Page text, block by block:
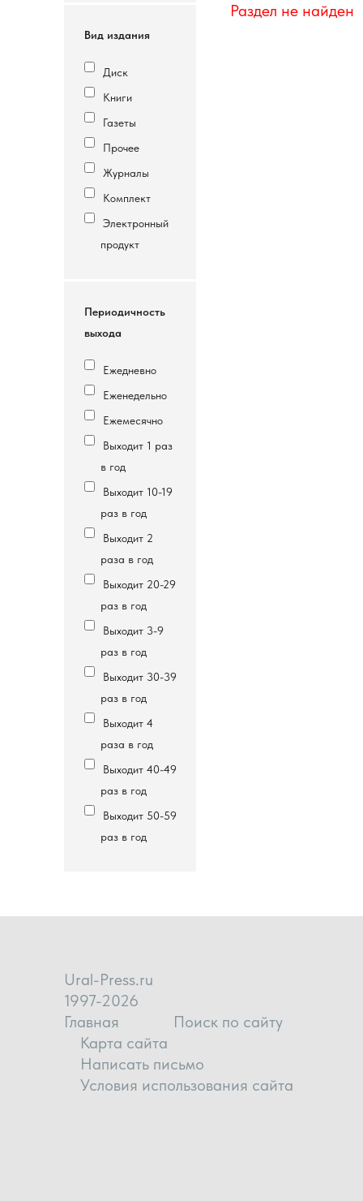
Вид издания
Диск
Книги
Газеты
Прочее
Журналы
Комплект
Электронный
продукт
Периодичность
выхода
Ежедневно
Еженедельно
Ежемесячно
Выходит 1 раз
в год
Выходит 10-19
раз в год
Выходит 2
раза в год
Выходит 20-29
раз в год
Выходит 3-9
раз в год
Выходит 30-39
раз в год
Выходит 4
раза в год
Выходит 40-49
раз в год
Выходит 50-59
раз в год
Раздел не найден
Ural-Press.ru
1997-2026
Главная
Поиск по сайту
Карта сайта
Написать письмо
Условия использования сайта